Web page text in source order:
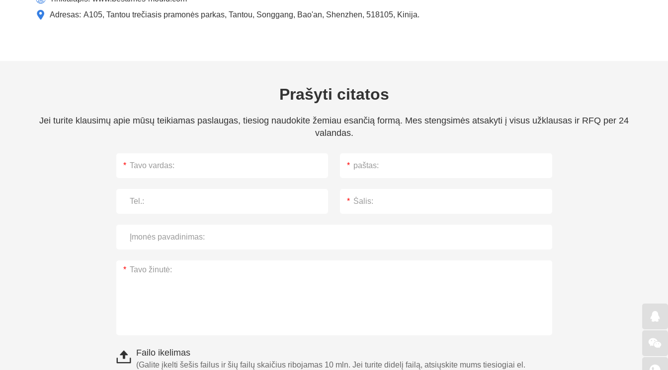
Adresas: A105, Tantou trečiasis pramonės parkas, Tantou, Songgang, Bao'an, Shenzhen, 518105, Kinija.
Prašyti citatos
Jei turite klausimų apie mūsų teikiamas paslaugas, tiesiog naudokite žemiau esančią formą. Mes stengsimės atsakyti į visus užklausas ir RFQ per 24
valandas.
Failo ikelimas
(Galite įkelti šešis failus ir šių failų skaičius ribojamas 10 mln. Jei turite didelį failą, atsiųskite mums tiesiogiai el.